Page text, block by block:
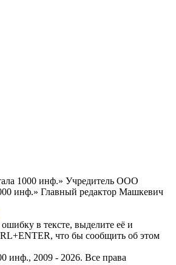
1000 инф.» Учредитель ООО
инф.» Главный редактор Машкевич
в тексте, выделите её и
что бы сообщить об этом
инф., 2009 - 2026. Все права